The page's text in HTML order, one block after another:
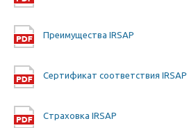
Преимущества IRSAP
Сертификат соответствия IRSAP
Страховка IRSAP